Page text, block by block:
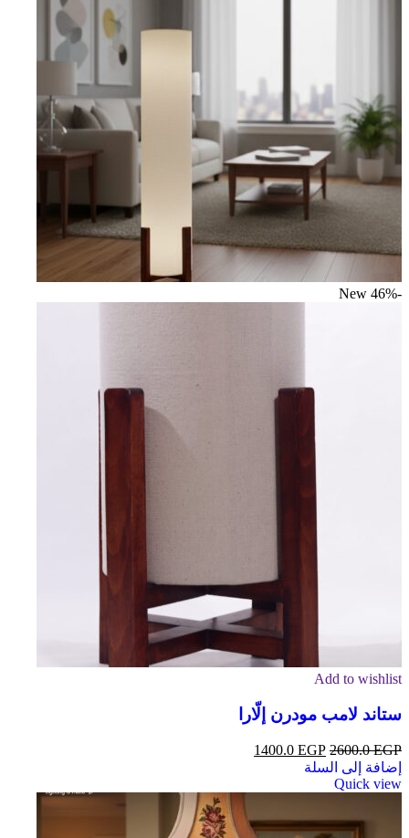
-46%
New
Add to wishlist
ستاند لامب مودرن إلّارا
2600.0EGP
1400.0 EGP
إضافة إلى السلة
Quick view